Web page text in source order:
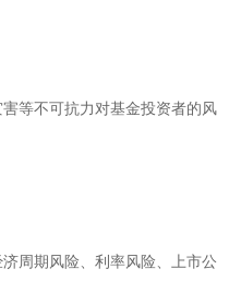
不可抗力对基金投资者的风
期风险、利率风险、上市公